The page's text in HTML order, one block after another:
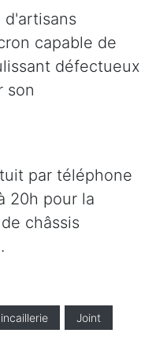
d'artisans
capable de
défectueux
son
par téléphone
20h pour la
châssis
Joint